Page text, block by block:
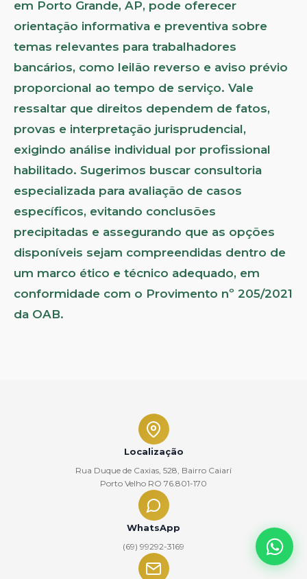
em Porto Grande, AP, pode oferecer
orientação informativa e preventiva sobre
temas relevantes para trabalhadores
bancários, como leilão reverso e aviso prévio
proporcional ao tempo de serviço. Vale
ressaltar que direitos dependem de fatos,
provas e interpretação jurisprudencial,
exigindo análise individual por profissional
habilitado. Sugerimos buscar consultoria
especializada para avaliação de casos
específicos, evitando conclusões
precipitadas e assegurando que as opções
disponíveis sejam compreendidas dentro de
um marco ético e técnico adequado, em
conformidade com o Provimento nº 205/2021
da OAB.
Localização
Rua Duque de Caxias, 528, Bairro Caiarí
Porto Velho RO 76.801-170
WhatsApp
(69) 99292-3169